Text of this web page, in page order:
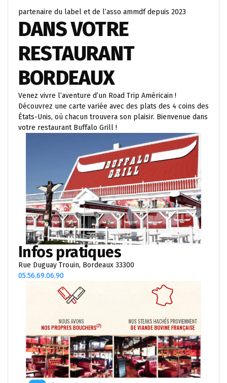
partenaire du label et de l’asso ammdf depuis 2023
DANS VOTRE
RESTAURANT
BORDEAUX
Venez vivre l’aventure d’un Road Trip Américain !
Découvrez une carte variée avec des plats des 4 coins des
États-Unis, où chacun trouvera son plaisir. Bienvenue dans
votre restaurant Buffalo Grill !
Infos pratiques
Rue Duguay Trouin, Bordeaux 33300
05.56.69.06.90